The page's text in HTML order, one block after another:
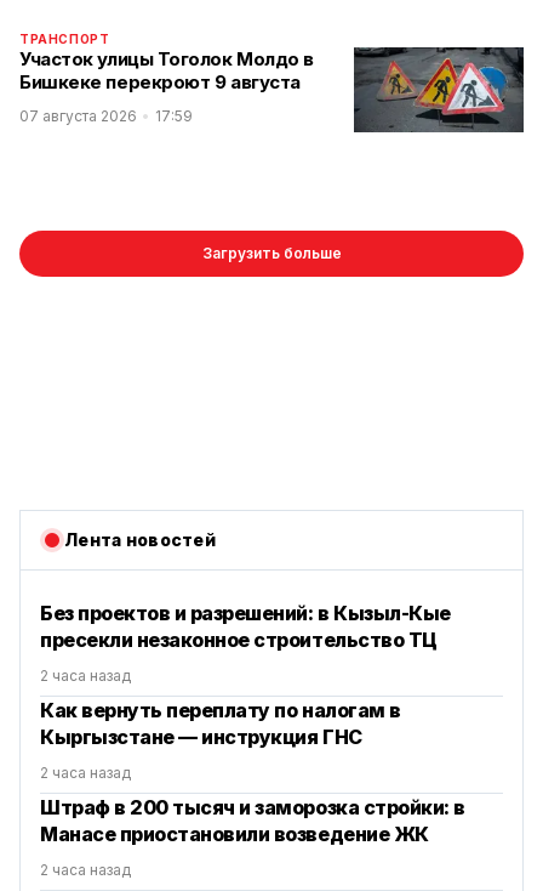
ТРАНСПОРТ
Участок улицы Тоголок Молдо в
Бишкеке перекроют 9 августа
07 августа 2026 17:59
Загрузить больше
Лента новостей
Без проектов и разрешений: в Кызыл-Кые
пресекли незаконное строительство ТЦ
2 часа назад
Как вернуть переплату по налогам в
Кыргызстане — инструкция ГНС
2 часа назад
Штраф в 200 тысяч и заморозка стройки: в
Манасе приостановили возведение ЖК
2 часа назад